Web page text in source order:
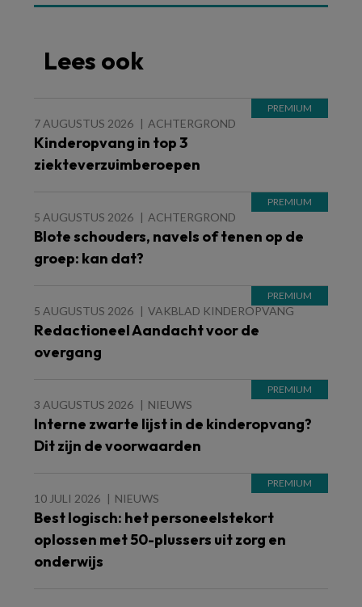
Lees ook
7 AUGUSTUS 2026 ACHTERGROND
Kinderopvang in top 3
ziekteverzuimberoepen
5 AUGUSTUS 2026 ACHTERGROND
Blote schouders, navels of tenen op de
groep: kan dat?
5 AUGUSTUS 2026 VAKBLAD KINDEROPVANG
Redactioneel Aandacht voor de
overgang
3 AUGUSTUS 2026 NIEUWS
Interne zwarte lijst in de kinderopvang?
Dit zijn de voorwaarden
10 JULI 2026 NIEUWS
Best logisch: het personeelstekort
oplossen met 50-plussers uit zorg en
onderwijs